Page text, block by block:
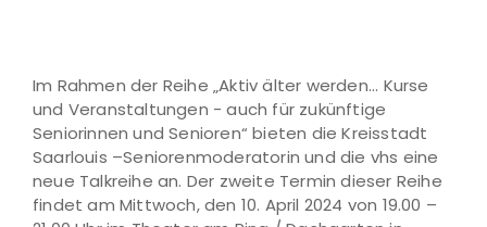
Im Rahmen der Reihe „Aktiv älter werden... Kurse
und Veranstaltungen - auch für zukünftige
Seniorinnen und Senioren“ bieten die Kreisstadt
Saarlouis –Seniorenmoderatorin und die vhs eine
neue Talkreihe an. Der zweite Termin dieser Reihe
findet am Mittwoch, den 10. April 2024 von 19.00 –